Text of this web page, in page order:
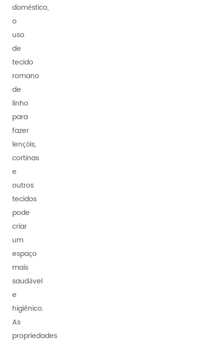
doméstico,
o
uso
de
tecido
romano
de
linho
para
fazer
lençóis,
cortinas
e
outros
tecidos
pode
criar
um
espaço
mais
saudável
e
higiênico.
As
propriedades